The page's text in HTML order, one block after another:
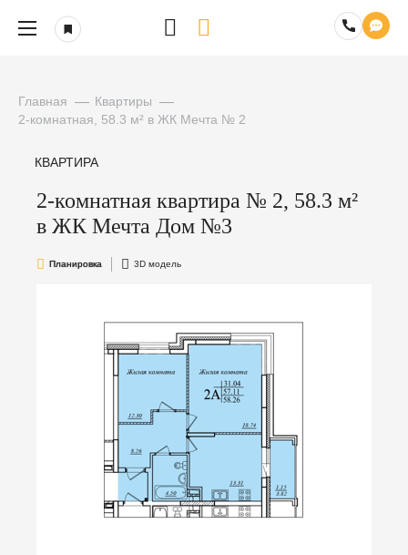
Главная
Квартиры
2-комнатная, 58.3 м² в ЖК Мечта № 2
КВАРТИРА
2-комнатная квартира № 2, 58.3 м²
в ЖК Мечта Дом №3
Планировка 3D модель